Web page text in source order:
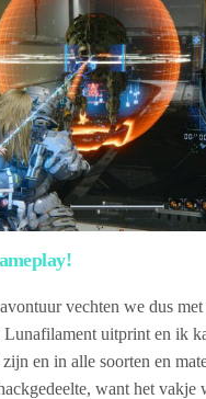
vechten we dus
uitprint en ik
en in alle soorten en
want het vakje